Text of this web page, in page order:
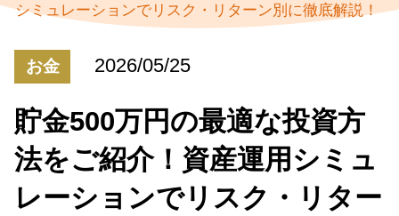
シミュレーションでリスク・リターン別に徹底解説！
お金 2026/05/25
貯金500万円の最適な投資方
法をご紹介！資産運用シミュ
レーションでリスク・リター